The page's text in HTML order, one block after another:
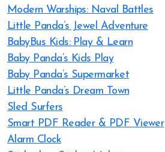
Modern Warships: Naval Battles
Little Panda’s Jewel Adventure
BabyBus Kids: Play & Learn
Baby Panda’s Kids Play
Baby Panda’s Supermarket
Little Panda’s Dream Town
Sled Surfers
Smart PDF Reader & PDF Viewer
Alarm Clock